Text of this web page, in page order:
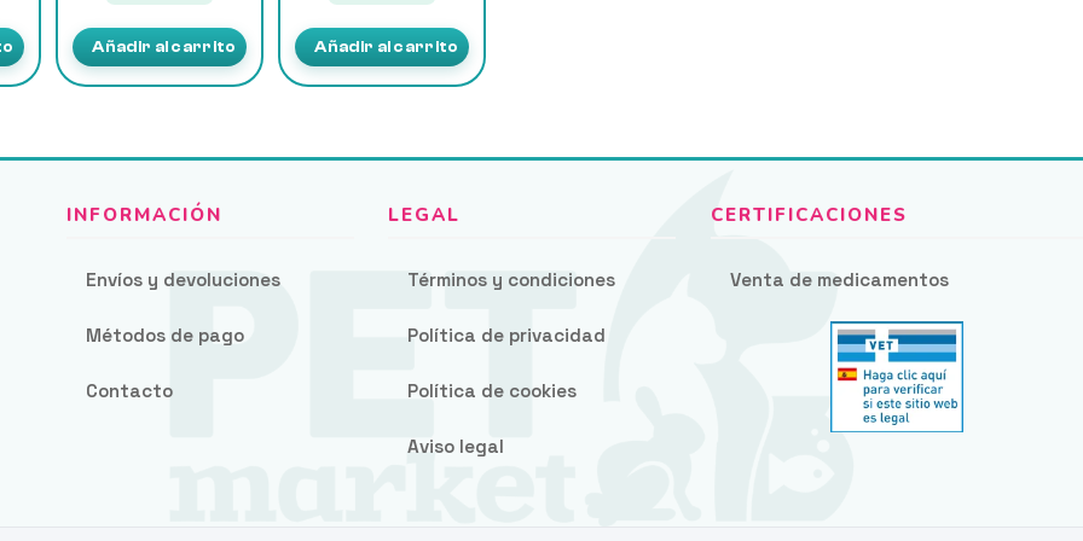
Añadir al carrito Añadir al carrito
Envíos y devoluciones
Métodos de pago
Contacto
Términos y condiciones
Política de privacidad
Política de cookies
Aviso legal
Venta de medicamentos